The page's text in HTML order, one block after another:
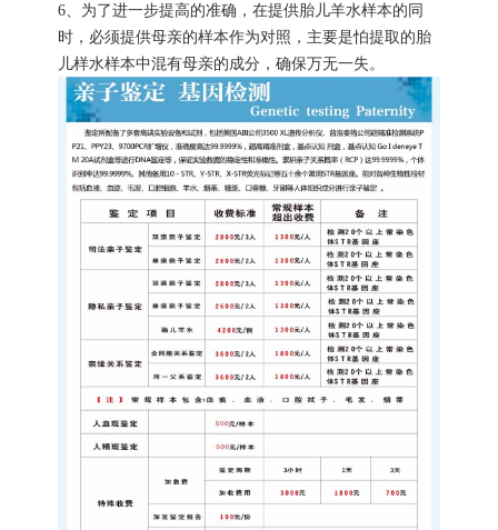
6、为了进一步提高的准确，在提供胎儿羊水样本的同
时，必须提供母亲的样本作为对照，主要是怕提取的胎
儿样水样本中混有母亲的成分，确保万无一失。